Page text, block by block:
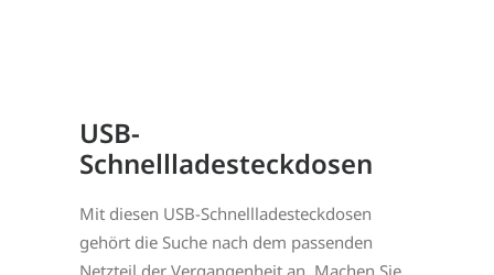
USB-
Schnellladesteckdosen
Mit diesen USB-Schnellladesteckdosen
gehört die Suche nach dem passenden
Netzteil der Vergangenheit an. Machen Sie